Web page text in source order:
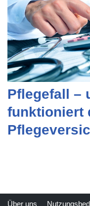
Pflegefall –
funktioniert
Über uns